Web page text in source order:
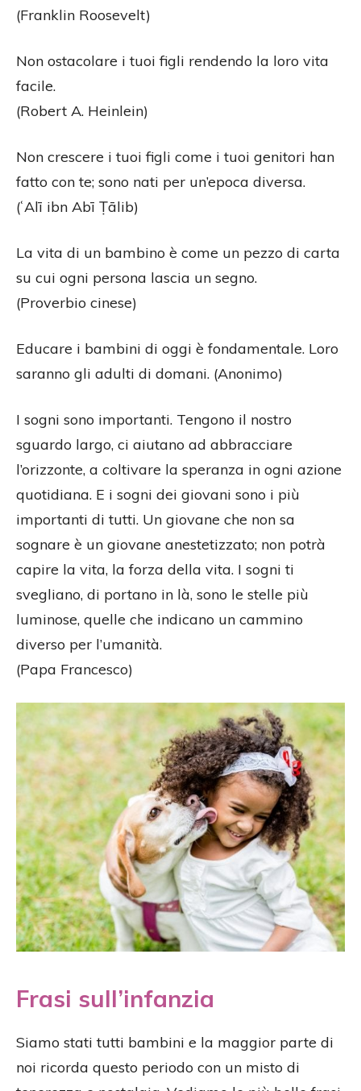
(Franklin Roosevelt)
Non ostacolare i tuoi figli rendendo la loro vita
facile.
(Robert A. Heinlein)
Non crescere i tuoi figli come i tuoi genitori han
fatto con te; sono nati per un’epoca diversa.
(ʿAlī ibn Abī Ṭālib)
La vita di un bambino è come un pezzo di carta
su cui ogni persona lascia un segno.
(Proverbio cinese)
Educare i bambini di oggi è fondamentale. Loro
saranno gli adulti di domani. (Anonimo)
I sogni sono importanti. Tengono il nostro
sguardo largo, ci aiutano ad abbracciare
l’orizzonte, a coltivare la speranza in ogni azione
quotidiana. E i sogni dei giovani sono i più
importanti di tutti. Un giovane che non sa
sognare è un giovane anestetizzato; non potrà
capire la vita, la forza della vita. I sogni ti
svegliano, di portano in là, sono le stelle più
luminose, quelle che indicano un cammino
diverso per l’umanità.
(Papa Francesco)
Frasi sull’infanzia
Siamo stati tutti bambini e la maggior parte di
noi ricorda questo periodo con un misto di